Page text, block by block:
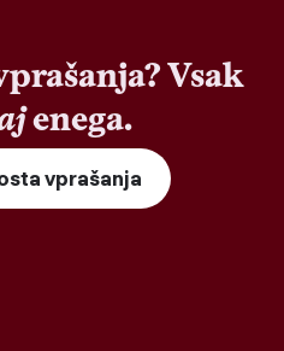
Vsak
enega.
vprašanja